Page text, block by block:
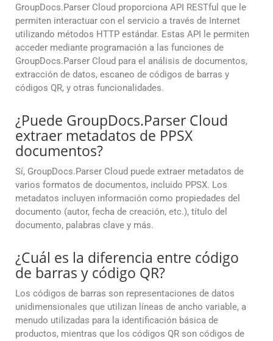
GroupDocs.Parser Cloud proporciona API RESTful que le
permiten interactuar con el servicio a través de Internet
utilizando métodos HTTP estándar. Estas API le permiten
acceder mediante programación a las funciones de
GroupDocs.Parser Cloud para el análisis de documentos,
extracción de datos, escaneo de códigos de barras y
códigos QR, y otras funcionalidades.
¿Puede GroupDocs.Parser Cloud
extraer metadatos de PPSX
documentos?
Sí, GroupDocs.Parser Cloud puede extraer metadatos de
varios formatos de documentos, incluido PPSX. Los
metadatos incluyen información como propiedades del
documento (autor, fecha de creación, etc.), título del
documento, palabras clave y más.
¿Cuál es la diferencia entre código
de barras y código QR?
Los códigos de barras son representaciones de datos
unidimensionales que utilizan líneas de ancho variable, a
menudo utilizadas para la identificación básica de
productos, mientras que los códigos QR son códigos de